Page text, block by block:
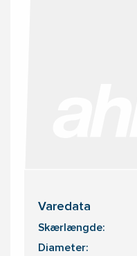
Varedata
Skærlængde:
Diameter: